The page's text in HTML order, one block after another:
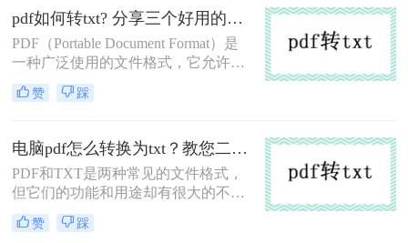
于编辑或提取其中的文本内容。那么
PDF怎么转为TXT格式呢？下面将介
绍三种将PDF转为TXT格式的方法，
帮助读者轻松完成这一转换过程。
pdf如何转txt? 分享三个好用的转换方法！
PDF（Portable Document Format）是
一种广泛使用的文件格式，它允许用
户在不同的操作系统和设备上查看和
打印文档，而无需担心格式变化。然
转换为TXT（文本）文件，以便于编
辑、搜索或处理文本内容。本文将介
绍pdf如何转txt。
赞 踩
电脑pdf怎么转换为txt？教您二招高效转换的方法！
PDF和TXT是两种常见的文件格式，
但它们的功能和用途却有很大的不
同。PDF文件主要用于电子文档的打
印和阅读，而TXT文件则是纯文本文
赞 踩